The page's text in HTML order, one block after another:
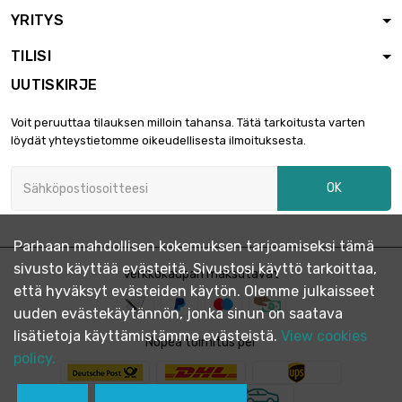
koko : 22.2mm (
pituus : 1.5 meter
7/8 inch )

(78.74" inch)
7/8 inch )
3 306,05 € 
koko : 25.4mm ( 1
inch )
pituus : 1 meter
2 704,90 € 
YRITYS
TILISI
UUTISKIRJE
Voit peruuttaa tilauksen milloin tahansa. Tätä tarkoitusta varten
löydät yhteystietomme oikeudellisesta ilmoituksesta.
OK
Verkkokaupan maksutavat
Nopea toimitus per
Parhaan mahdollisen kokemuksen tarjoamiseksi tämä
sivusto käyttää evästeitä. Sivustosi käyttö tarkoittaa,
että hyväksyt evästeiden käytön. Olemme julkaisseet
uuden evästekäytännön, jonka sinun on saatava
lisätietoja käyttämistämme evästeistä. View cookies
policy.